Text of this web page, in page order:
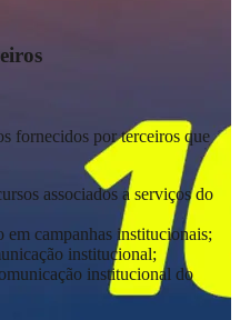
fornecidos por terceiros que
associados a serviços do
em campanhas institucionais;
institucional;
institucional do